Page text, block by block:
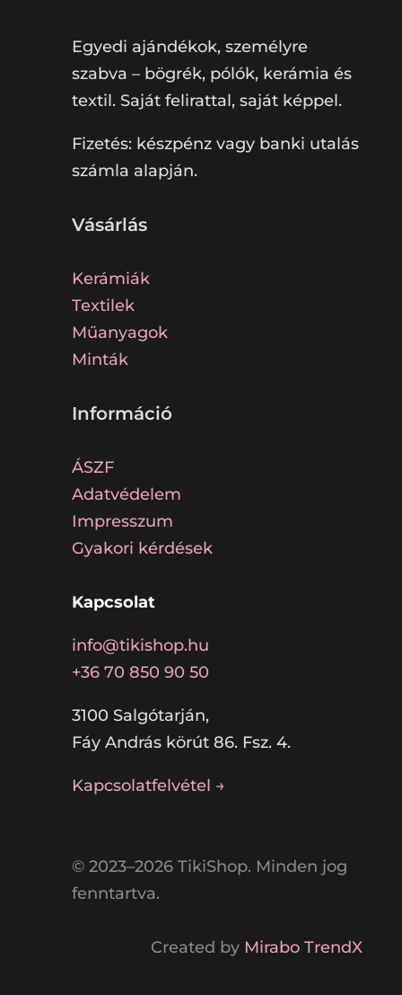
Egyedi ajándékok, személyre
szabva – bögrék, pólók, kerámia és
textil. Saját felirattal, saját képpel.
Fizetés: készpénz vagy banki utalás
számla alapján.
Vásárlás
Kerámiák
Textilek
Műanyagok
Minták
Információ
ÁSZF
Adatvédelem
Impresszum
Gyakori kérdések
Kapcsolat
info@tikishop.hu
+36 70 850 90 50
3100 Salgótarján,
Fáy András körút 86. Fsz. 4.
Kapcsolatfelvétel →
© 2023–2026 TikiShop. Minden jog
fenntartva.
Created by Mirabo TrendX